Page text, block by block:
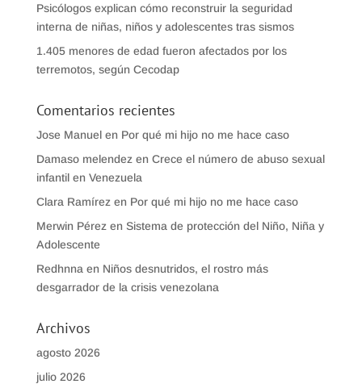
Psicólogos explican cómo reconstruir la seguridad
interna de niñas, niños y adolescentes tras sismos
1.405 menores de edad fueron afectados por los
terremotos, según Cecodap
Comentarios recientes
Jose Manuelen Por qué mi hijo no me hace caso
Damaso melendez en Crece el número de abuso sexual
infantil en Venezuela
Clara Ramírez en Por qué mi hijo no me hace caso
Merwin Pérez en Sistema de protección del Niño, Niña y
Adolescente
Redhnna en Niños desnutridos, el rostro más
desgarrador de la crisis venezolana
Archivos
agosto 2026
julio 2026